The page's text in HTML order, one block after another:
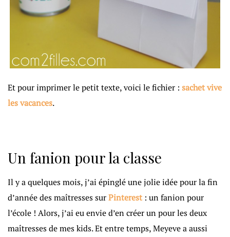
Et pour imprimer le petit texte, voici le fichier : sachet vive
les vacances.
Un fanion pour la classe
Il y a quelques mois, j’ai épinglé une jolie idée pour la fin
d’année des maîtresses surPinterest: un fanion pour
l’école ! Alors, j’ai eu envie d’en créer un pour les deux
maîtresses de mes kids. Et entre temps, Meyeve a aussi